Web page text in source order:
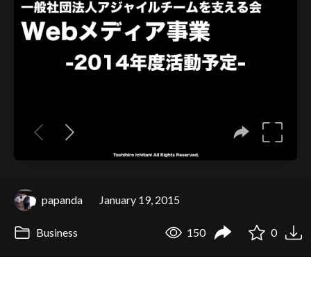
papanda January 19, 2015
Business 150 0